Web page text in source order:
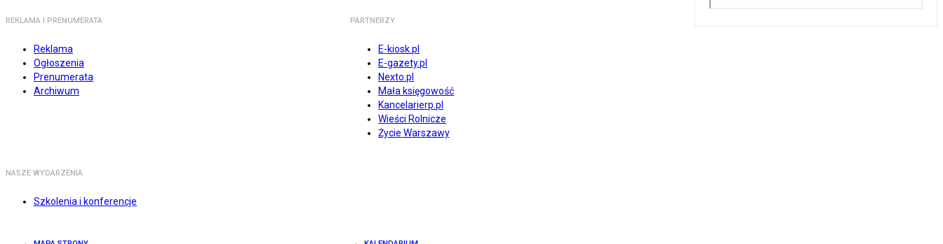
REKLAMA I PRENUMERATA
Reklama
Ogłoszenia
Prenumerata
Archiwum
PARTNERZY
E-kiosk.pl
E-gazety.pl
Nexto.pl
Mała księgowość
Kancelarierp.pl
Wieści Rolnicze
Życie Warszawy
NASZE WYDARZENIA
Szkolenia i konferencje